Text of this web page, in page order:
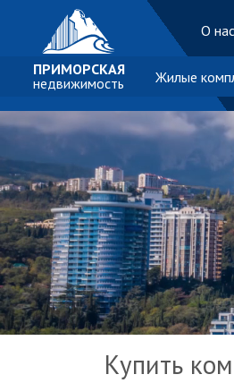
ПРИМОРСКАЯ
недвижимость
O нас
Жилые
Купить